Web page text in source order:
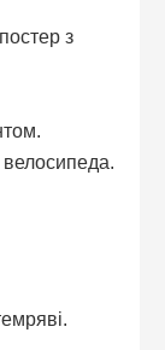
з
велосипеда.